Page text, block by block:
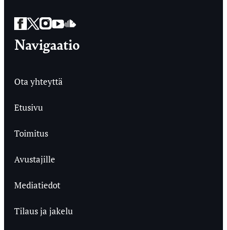
Facebook
Twitter
Instagram
YouTube
SoundCloud
Navigaatio
Ota yhteyttä
Etusivu
Toimitus
Avustajille
Mediatiedot
Tilaus ja jakelu